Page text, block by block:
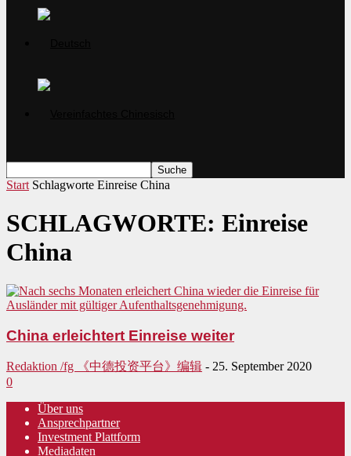
Start Schlagworte Einreise China
SCHLAGWORTE: Einreise
China
China erleichtert Einreise weiter
Redaktion /fg 《中德投资平台》编辑 - 25. September 2020
0
Über uns
Ansprechpartner
Investment Plattform
Mediadaten